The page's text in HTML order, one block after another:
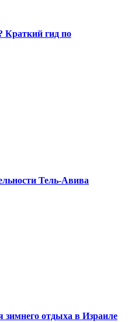
Краткий гид по
Тель-Авива
зимнего отдыха в Израиле